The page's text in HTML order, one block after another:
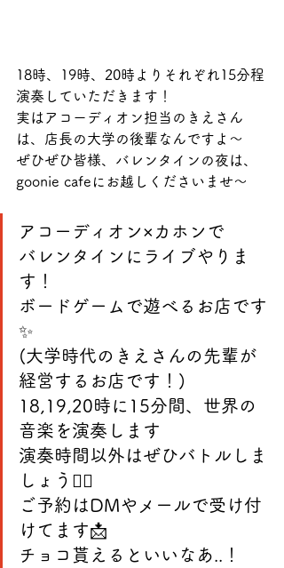
18時、19時、20時よりそれぞれ15分程
演奏していただきます！
実はアコーディオン担当のきえさん
は、店長の大学の後輩なんですよ〜
ぜひぜひ皆様、バレンタインの夜は、
goonie cafeにお越しくださいませ〜
アコーディオン×カホンで
バレンタインにライブやりま
す！
ボードゲームで遊べるお店です
✨
(大学時代のきえさんの先輩が
経営するお店です！)
18,19,20時に15分間、世界の
音楽を演奏します
演奏時間以外はぜひバトルしま
しょう👍🏼
ご予約はDMやメールで受け付
けてます📩
チョコ貰えるといいなあ..！